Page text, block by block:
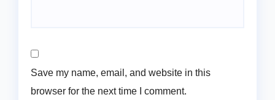
Save my name, email, and website in this
browser for the next time I comment.